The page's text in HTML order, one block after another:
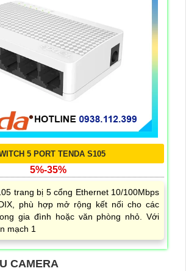
5 PORT TENDA S105
5%-35%
trang bị 5 cổng Ethernet 10/100Mbps
phù hợp mở rộng kết nối cho các
gia đình hoặc văn phòng nhỏ. Với
mạch 1
CAMERA